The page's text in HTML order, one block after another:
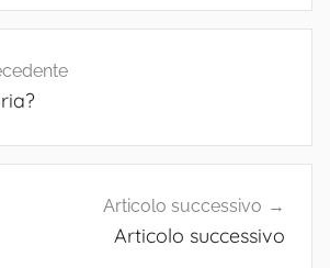
Articolo successivo
Articolo successivo